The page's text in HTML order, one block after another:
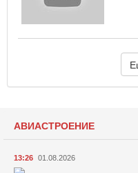
АВИАСТРОЕНИЕ
13:26 01.08.2026